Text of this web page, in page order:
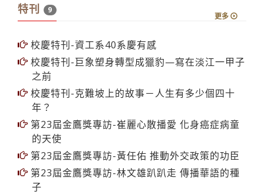
特刊 9
更多
校慶特刊-資工系40系慶有感
校慶特刊-巨象塑身轉型成獵豹—寫在淡江一甲子
之前
校慶特刊-克難坡上的故事－人生有多少個四十
年？
第23屆金鷹獎專訪-崔麗心散播愛 化身癌症病童
的天使
第23屆金鷹獎專訪-黃任佑 推動外交政策的功臣
第23屆金鷹獎專訪-林文雄趴趴走 傳播華語的種
子